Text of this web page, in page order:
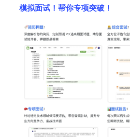
模拟面试！帮你专项突破！